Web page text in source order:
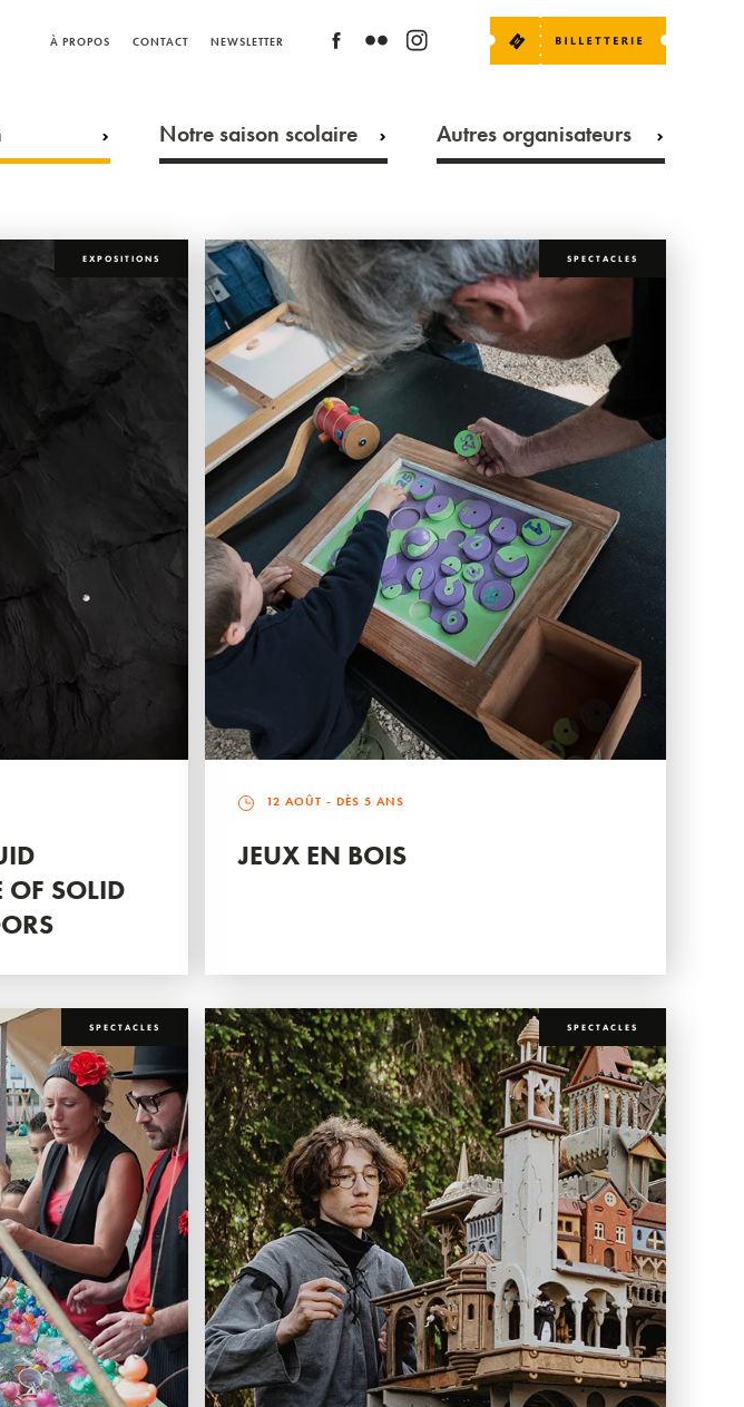
À PROPOS CONTACT NEWSLETTER
Notre saison scolaire Autres organisateurs
EXPOSITIONS
OF SOLID
SPECTACLES
12 AOÛT - DÈS 5 ANS
JEUX EN BOIS
SPECTACLES SPECTACLES